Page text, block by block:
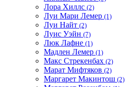
Лора Хиллс (2)
Луи Мари Лемер (1)
Луи Найт (2)
Луис Уэйн (7)
Люк Лафне (1)
Мадлен Лемер (1)
Макс Стрекенбах (2)
Марат Мифтяков (2)
Маргарет Макинтош (2)